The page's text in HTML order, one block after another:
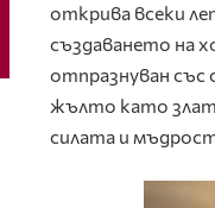
открива всеки
създаването на
отпразнуван
жълто като
силата и